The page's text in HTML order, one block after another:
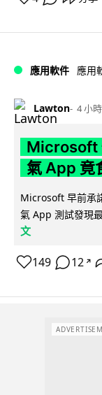
應用軟件 應用
Lawton 4 小時
Microsoft
氣 App 竟
Microsoft 早前承
氣 App 測試發現
文
149 12 ↗